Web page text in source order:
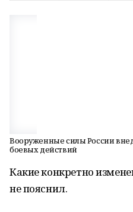
Вооруженные силы России
боевых действий
Какие конкретно
не пояснил.